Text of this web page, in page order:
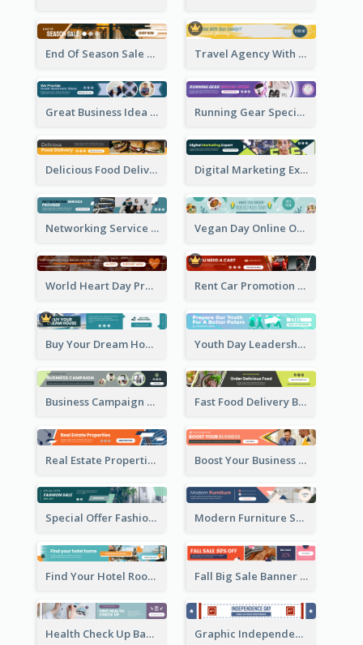
End Of Season Sale Banner Ad Travel Agency With Customized Journey Banner Ad
Great Business Idea Banner Ad Running Gear Special Offer Banner Ad
Delicious Food Delivery Banner Ad Digital Marketing Expert Banner Ad
Networking Service Provider Banner Ad Vegan Day Online Order Banner Ad
World Heart Day Promote Banner Ad Rent Car Promotion Banner Ad
Buy Your Dream House Banner Ad Youth Day Leadership Webinar Banner Ad
Business Campaign Banner Ad Fast Food Delivery Banner Ad
Real Estate Properties Banner Ad Boost Your Business Banner Ad
Special Offer Fashion Sale Banner Ad Modern Furniture Shopping Sale Banner Ad
Find Your Hotel Room Banner Ad Fall Big Sale Banner Ad
Health Check Up Banner Ad Graphic Independence Day Leaderboard